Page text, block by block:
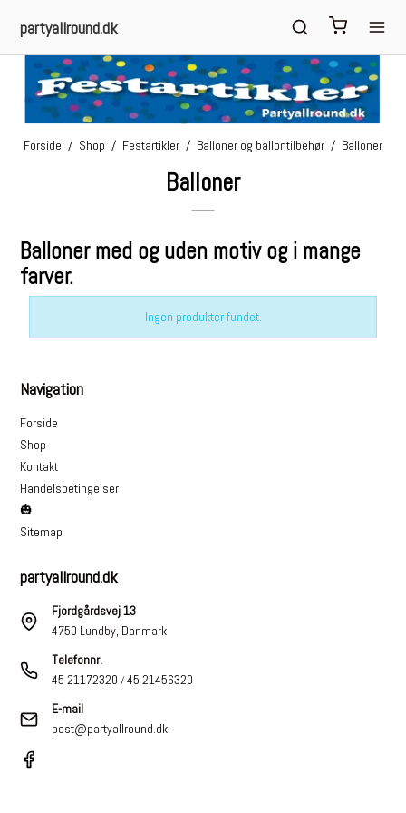
partyallround.dk
Forside / Shop / Festartikler / Balloner og ballontilbehør / Balloner
Balloner
Balloner med og uden motiv og i mange
farver.
Ingen produkter fundet.
Navigation
Forside
Shop
Kontakt
Handelsbetingelser
🎃
Sitemap
partyallround.dk
Fjordgårdsvej 13
4750 Lundby, Danmark
Telefonnr.
45 21172320 /45 21456320
E-mail
post@partyallround.dk